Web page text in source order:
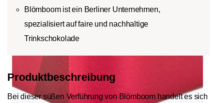
Blömboom ist ein Berliner Unternehmen,
spezialisiert auf faire und nachhaltige
Trinkschokolade
Produktbeschreibung
Bei dieser süßen Verführung von Blömboom handelt es sich